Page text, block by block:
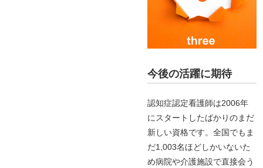
今後の活躍に期待
認知症認定看護師は2006年
にスタートしたばかりのまだ
新しい資格です。全国でもま
だ1,003名ほどしかいないた
め病院や介護施設で直接会う